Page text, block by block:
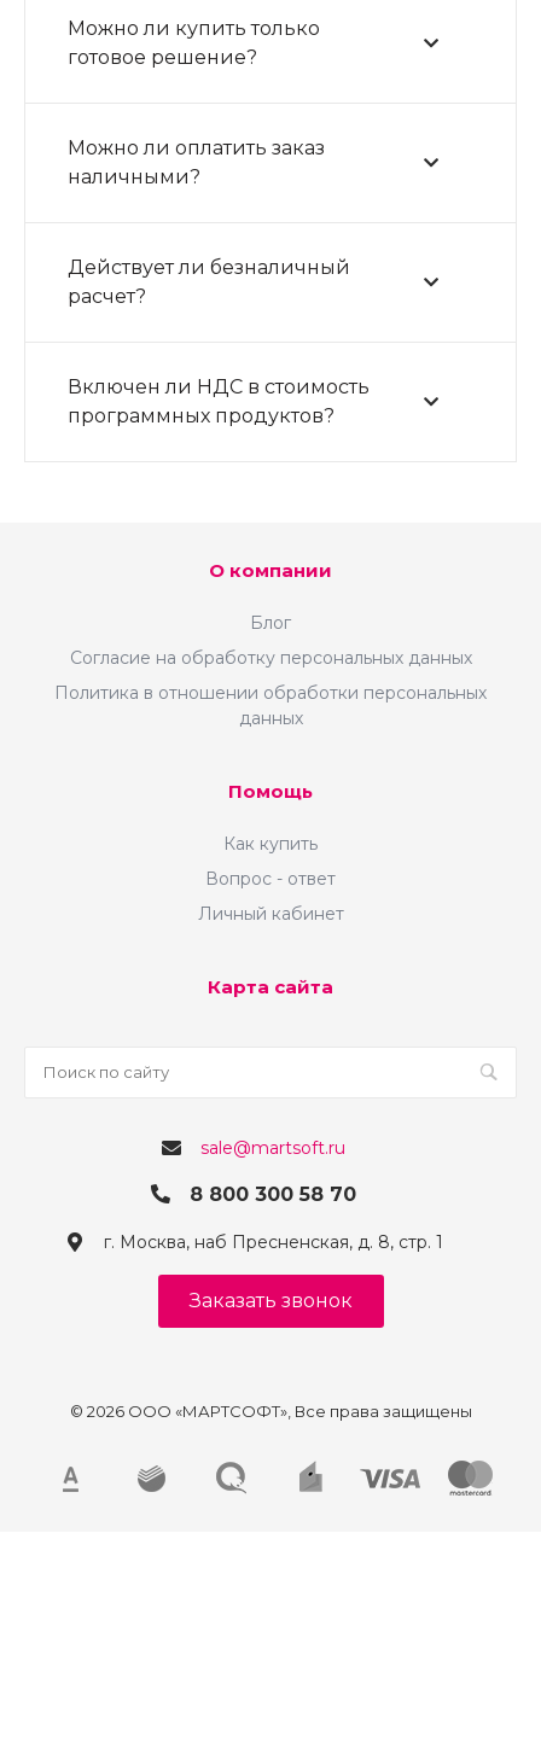
Можно ли купить только
готовое решение?
Можно ли оплатить заказ
наличными?
Действует ли безналичный
расчет?
Включен ли НДС в стоимость
программных продуктов?
О компании
Блог
Согласие на обработку персональных данных
Политика в отношении обработки персональных
данных
Помощь
Как купить
Вопрос - ответ
Личный кабинет
Карта сайта
sale@martsoft.ru
8 800 300 58 70
г. Москва, наб Пресненская, д. 8, стр. 1
Заказать звонок
© 2026 ООО «МАРТСОФТ», Все права защищены